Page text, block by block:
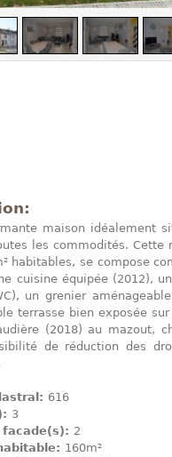
maison idéalement
les commodités. Cette
habitables, se compose
cuisine équipée (2012),
un grenier
terrasse bien exposée
(2018) au mazout,
de réduction des
616
3
facade(s): 2
160m²